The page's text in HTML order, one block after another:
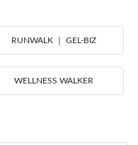
RUNWALK ｜ GEL-BIZ
WELLNESS WALKER